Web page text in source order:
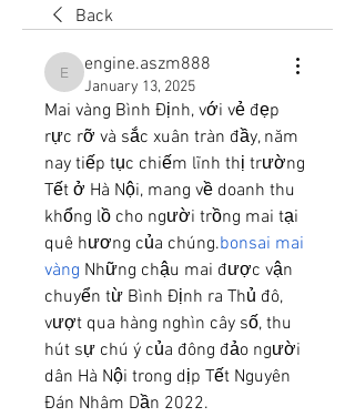
Back
engine.aszm888
engine.aszm888
January 13, 2025
Mai vàng Bình Định, với vẻ đẹp
rực rỡ và sắc xuân tràn đầy, năm
nay tiếp tục chiếm lĩnh thị trường
Tết ở Hà Nội, mang về doanh thu
khổng lồ cho người trồng mai tại
quê hương của chúng.bonsai mai
vàng Những chậu mai được vận
chuyển từ Bình Định ra Thủ đô,
vượt qua hàng nghìn cây số, thu
hút sự chú ý của đông đảo người
dân Hà Nội trong dịp Tết Nguyên
Đán Nhâm Dần 2022.